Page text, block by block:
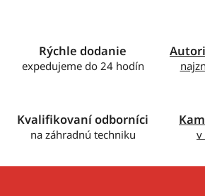
Rýchle dodanie
expedujeme do 24 hodín
Kvalifikovaní odborníci
na záhradnú techniku v